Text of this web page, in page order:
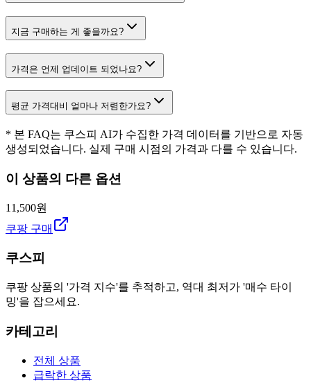
지금 구매하는 게 좋을까요?
가격은 언제 업데이트 되었나요?
평균 가격대비 얼마나 저렴한가요?
* 본 FAQ는 쿠스피 AI가 수집한 가격 데이터를 기반으로 자동
생성되었습니다. 실제 구매 시점의 가격과 다를 수 있습니다.
이 상품의 다른 옵션
11,500원
쿠팡 구매
쿠스피
쿠팡 상품의 '가격 지수'를 추적하고, 역대 최저가 '매수 타이
밍'을 잡으세요.
카테고리
전체 상품
급락한 상품